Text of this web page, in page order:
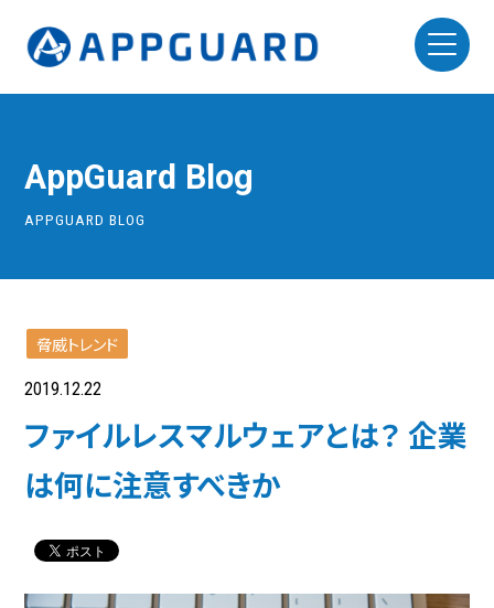
AppGuard Blog
APPGUARD BLOG
脅威トレンド
2019.12.22
ファイルレスマルウェアとは？ 企業
は何に注意すべきか